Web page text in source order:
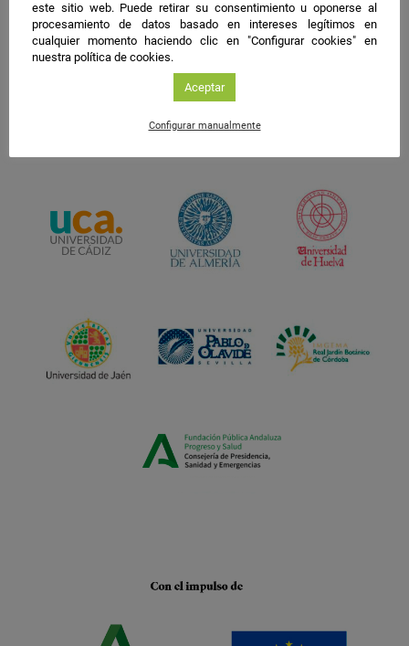
este sitio web. Puede retirar su consentimiento u oponerse al
procesamiento de datos basado en intereses legítimos en
cualquier momento haciendo clic en "Configurar cookies" en
nuestra política de cookies.
Aceptar
Configurar manualmente